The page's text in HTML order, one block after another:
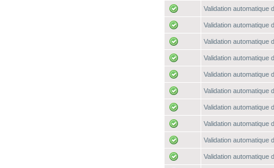
Validation automatique
Validation automatique
Validation automatique
Validation automatique
Validation automatique
Validation automatique
Validation automatique
Validation automatique
Validation automatique
Validation automatique